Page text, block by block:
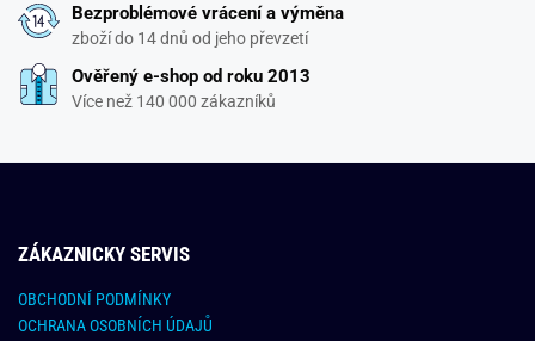
Bezproblémové vrácení a výměna
zboží do 14 dnů od jeho převzetí
Ověřený e-shop od roku 2013
Více než 140 000 zákazníků
ZÁKAZNICKY SERVIS
OBCHODNÍ PODMÍNKY
OCHRANA OSOBNÍCH ÚDAJŮ